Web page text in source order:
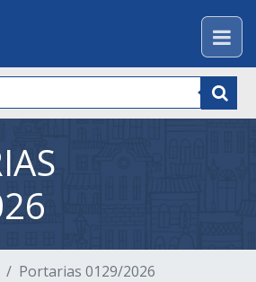
Portarias 0129/2026